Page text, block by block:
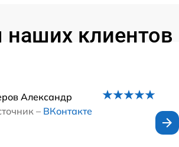
клиентов
Александр
– ВКонтакте
мастера